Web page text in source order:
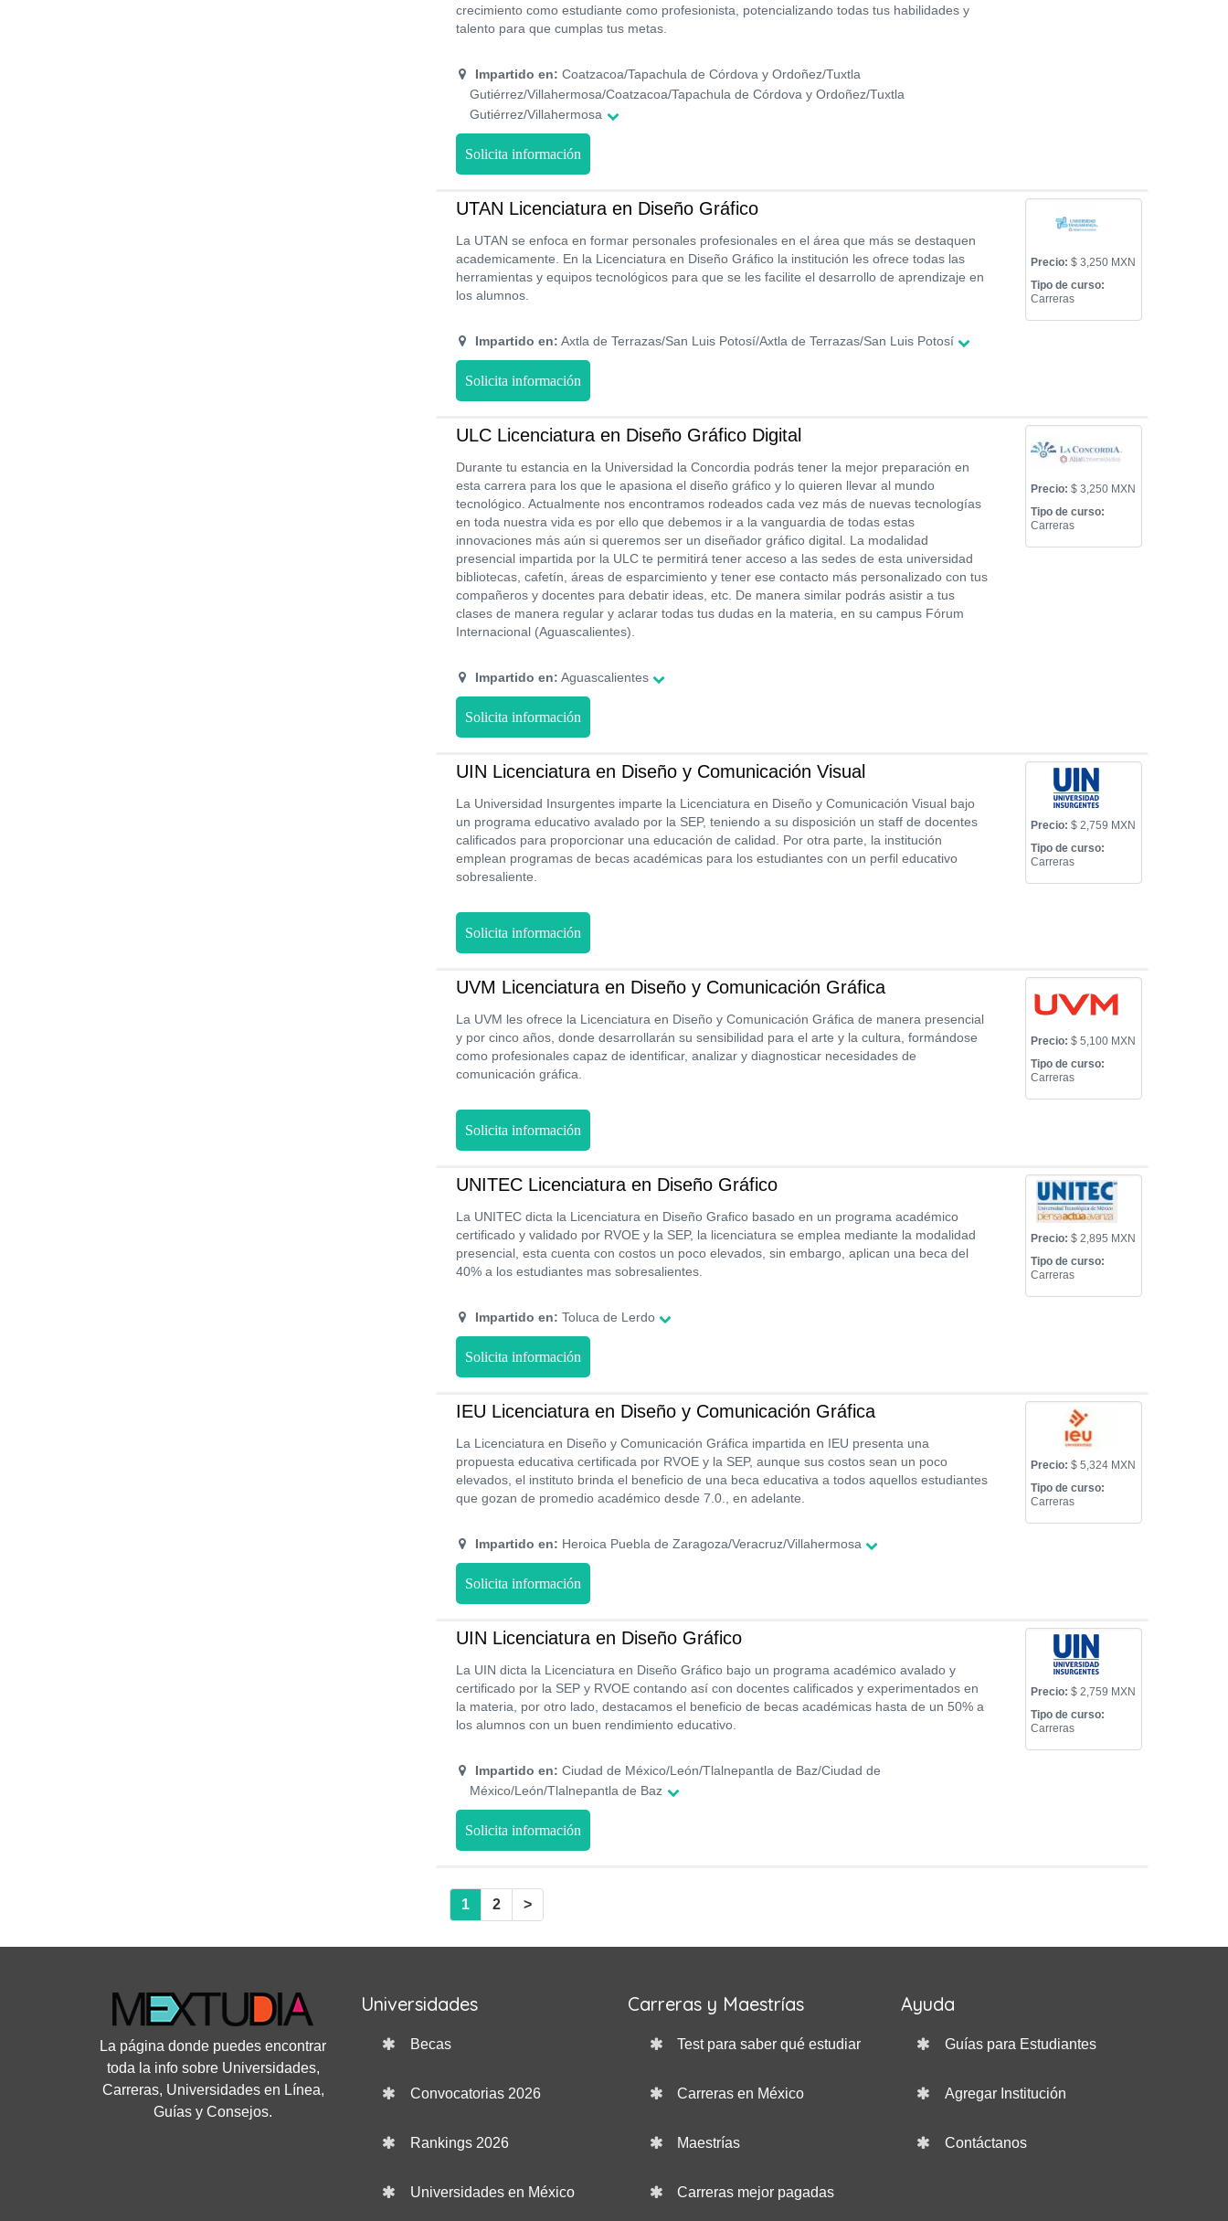
crecimiento como estudiante como profesionista, potencializando todas tus habilidades y
talento para que cumplas tus metas.
Impartido en: Coatzacoa/Tapachula de Córdova y Ordoñez/Tuxtla
Gutiérrez/Villahermosa/Coatzacoa/Tapachula de Córdova y Ordoñez/Tuxtla
Gutiérrez/Villahermosa
Solicita información
UTAN Licenciatura en Diseño Gráfico
La UTAN se enfoca en formar personales profesionales en el área que más se destaquen
academicamente. En la Licenciatura en Diseño Gráfico la institución les ofrece todas las
herramientas y equipos tecnológicos para que se les facilite el desarrollo de aprendizaje en
los alumnos.
Impartido en: Axtla de Terrazas/San Luis Potosí/Axtla de Terrazas/San Luis Potosí
Precio: $ 3,250 MXN
Tipo de curso:
Carreras
Solicita información
ULC Licenciatura en Diseño Gráfico Digital
Durante tu estancia en la Universidad la Concordia podrás tener la mejor preparación en
esta carrera para los que le apasiona el diseño gráfico y lo quieren llevar al mundo
tecnológico. Actualmente nos encontramos rodeados cada vez más de nuevas tecnologías
en toda nuestra vida es por ello que debemos ir a la vanguardia de todas estas
innovaciones más aún si queremos ser un diseñador gráfico digital. La modalidad
presencial impartida por la ULC te permitirá tener acceso a las sedes de esta universidad
bibliotecas, cafetín, áreas de esparcimiento y tener ese contacto más personalizado con tus
compañeros y docentes para debatir ideas, etc. De manera similar podrás asistir a tus
clases de manera regular y aclarar todas tus dudas en la materia, en su campus Fórum
Internacional (Aguascalientes).
Impartido en: Aguascalientes
Precio: $ 3,250 MXN
Tipo de curso:
Carreras
Solicita información
UIN Licenciatura en Diseño y Comunicación Visual
La Universidad Insurgentes imparte la Licenciatura en Diseño y Comunicación Visual bajo
un programa educativo avalado por la SEP, teniendo a su disposición un staff de docentes
calificados para proporcionar una educación de calidad. Por otra parte, la institución
emplean programas de becas académicas para los estudiantes con un perfil educativo
sobresaliente.
Precio: $ 2,759 MXN
Tipo de curso:
Carreras
Solicita información
UVM Licenciatura en Diseño y Comunicación Gráfica
La UVM les ofrece la Licenciatura en Diseño y Comunicación Gráfica de manera presencial
y por cinco años, donde desarrollarán su sensibilidad para el arte y la cultura, formándose
como profesionales capaz de identificar, analizar y diagnosticar necesidades de
comunicación gráfica.
Precio: $ 5,100 MXN
Tipo de curso:
Carreras
Solicita información
UNITEC Licenciatura en Diseño Gráfico
La UNITEC dicta la Licenciatura en Diseño Grafico basado en un programa académico
certificado y validado por RVOE y la SEP, la licenciatura se emplea mediante la modalidad
presencial, esta cuenta con costos un poco elevados, sin embargo, aplican una beca del
40% a los estudiantes mas sobresalientes.
Impartido en: Toluca de Lerdo
Precio: $ 2,895 MXN
Tipo de curso:
Carreras
Solicita información
IEU Licenciatura en Diseño y Comunicación Gráfica
La Licenciatura en Diseño y Comunicación Gráfica impartida en IEU presenta una
propuesta educativa certificada por RVOE y la SEP, aunque sus costos sean un poco
elevados, el instituto brinda el beneficio de una beca educativa a todos aquellos estudiantes
que gozan de promedio académico desde 7.0., en adelante.
Impartido en: Heroica Puebla de Zaragoza/Veracruz/Villahermosa
Precio: $ 5,324 MXN
Tipo de curso:
Carreras
Solicita información
UIN Licenciatura en Diseño Gráfico
La UIN dicta la Licenciatura en Diseño Gráfico bajo un programa académico avalado y
certificado por la SEP y RVOE contando así con docentes calificados y experimentados en
la materia, por otro lado, destacamos el beneficio de becas académicas hasta de un 50% a
los alumnos con un buen rendimiento educativo.
Impartido en: Ciudad de México/León/Tlalnepantla de Baz/Ciudad de
México/León/Tlalnepantla de Baz
Precio: $ 2,759 MXN
Tipo de curso:
Carreras
Solicita información
1 2 >
La página donde puedes encontrar
toda la info sobre Universidades,
Carreras, Universidades en Línea,
Guías y Consejos.
Universidades
Becas
Convocatorias 2026
Rankings 2026
Universidades en México
Carreras y Maestrías
Test para saber qué estudiar
Carreras en México
Maestrías
Carreras mejor pagadas
Ayuda
Guías para Estudiantes
Agregar Institución
Contáctanos